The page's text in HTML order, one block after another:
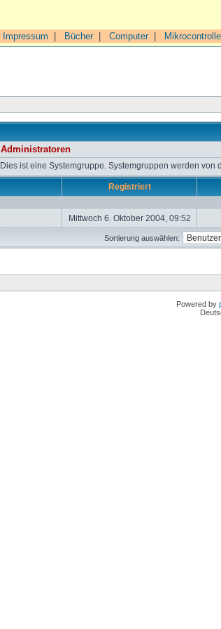
Impressum Bücher| Computer|
Administratoren
Dies ist eine Systemgruppe. Systemgruppen werden von
Registriert
Mittwoch 6. Oktober 2004, 09:52
Sortierung auswählen:
Powered by